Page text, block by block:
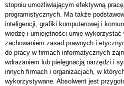
stopniu umożliwiającym efektywną pracę
programistycznych. Ma także
inteligencji, grafiki komputerowej i
wiedzę i umiejętności umie wykorzystać
zachowaniem zasad prawnych i
do pracy w firmach informatycznych
wdrażaniem lub pielęgnacją narzędzi i
innych firmach i organizacjach, w
wykorzystywane. Absolwent jest